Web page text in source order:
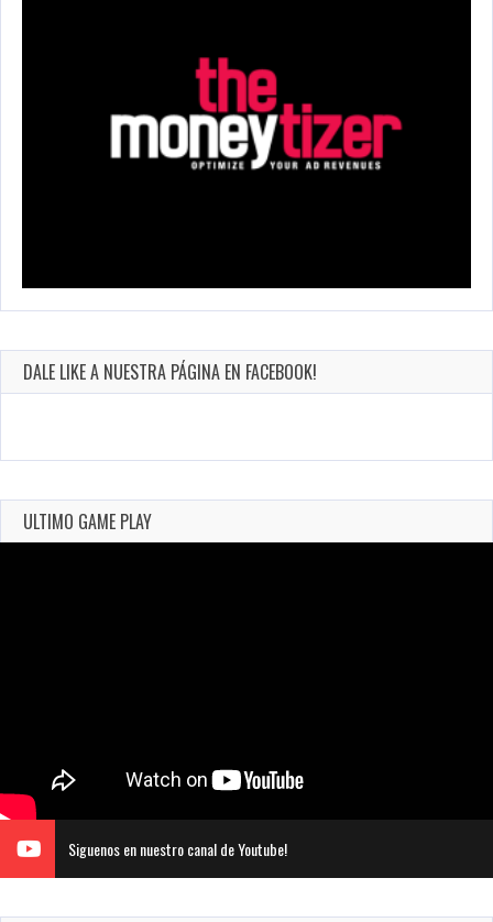
DALE LIKE A NUESTRA PÁGINA EN FACEBOOK!
ULTIMO GAME PLAY
Siguenos en nuestro canal de Youtube!